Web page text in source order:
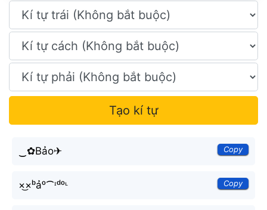
Tạo kí tự
‿✿Bảo✈ Copy
×͜×ᵇảᵒ⁀ᶦᵈᵒᶫ Copy